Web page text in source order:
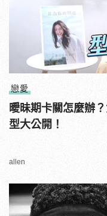
戀愛
曖昧期卡關怎麼辦
型大公開！
allen